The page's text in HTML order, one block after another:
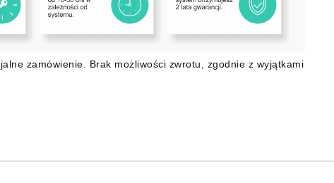
zamówienie. Brak możliwości zwrotu, zgodnie z wyjątkami